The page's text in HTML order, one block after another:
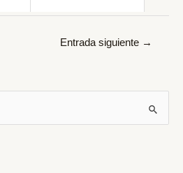
Entrada siguiente →